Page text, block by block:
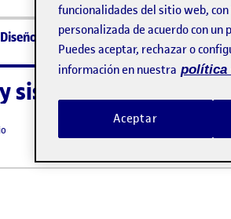
Diseño y sistematización de una
y sistematización de
en PEC 2: Diseño y sistematización de una interfaz
funcionalidades del sitio web,
personalizada de acuerdo con
Puedes aceptar, rechazar o
información en nuestra política
Aceptar